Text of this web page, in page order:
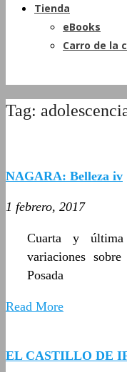
Tienda
eBooks
Carro de la
Tag:
NAGARA: Belleza iv
1 febrero, 2017
Cuarta y
variaciones
Posada
Read More
EL CASTILLO DE